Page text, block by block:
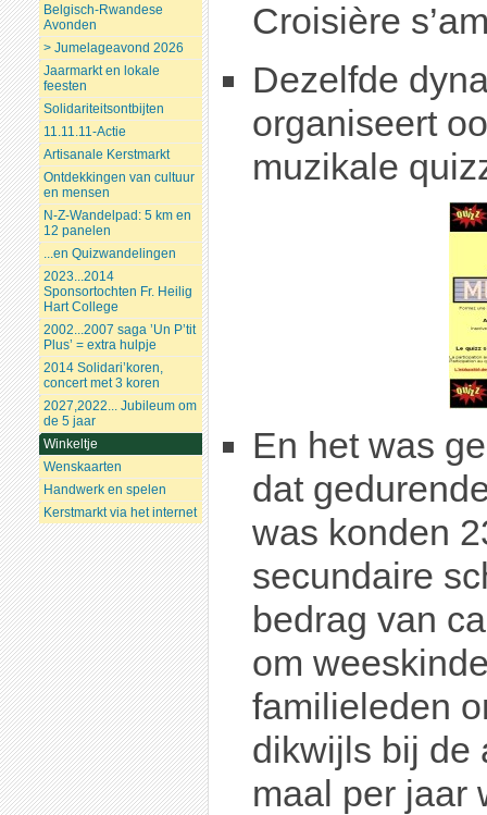
Croisière
Dezelfde
organiseert
muzikale
En het was
dat
was konden
secundaire
bedrag van
om
familieleden
dikwijls bij de
maal per jaar
Belgisch-Rwandese
Avonden
> Jumelageavond 2026
Jaarmarkt en lokale
feesten
Solidariteitsontbijten
11.11.11-Actie
Artisanale Kerstmarkt
Ontdekkingen van cultuur
en mensen
N-Z-Wandelpad: 5 km en
12 panelen
...en Quizwandelingen
2023...2014
Sponsortochten Fr. Heilig
Hart College
2002...2007 saga ’Un P’tit
Plus’ = extra hulpje
2014 Solidari’koren,
concert met 3 koren
2027,2022... Jubileum om
de 5 jaar
Winkeltje
Wenskaarten
Handwerk en spelen
Kerstmarkt via het internet